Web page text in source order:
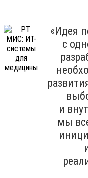
«Идея
с
и
мы